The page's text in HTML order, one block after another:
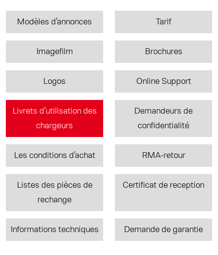
Modèles d'annonces Tarif
Imagefilm Brochures
Logos Online Support
Livrets d'utilisation des
chargeurs
Demandeurs de
confidentialité
Les conditions d'achat RMA-retour
Listes des pièces de
rechange
Certificat de reception
Informations techniques Demande de garantie